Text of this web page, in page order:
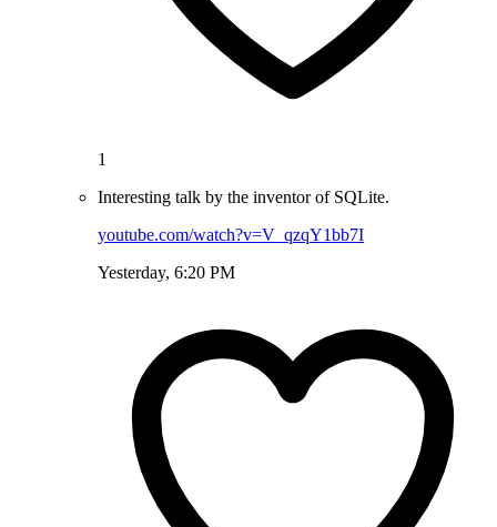
1
Interesting talk by the inventor of SQLite.
youtube.com/watch?v=V_qzqY1bb7I
Yesterday, 6:20 PM